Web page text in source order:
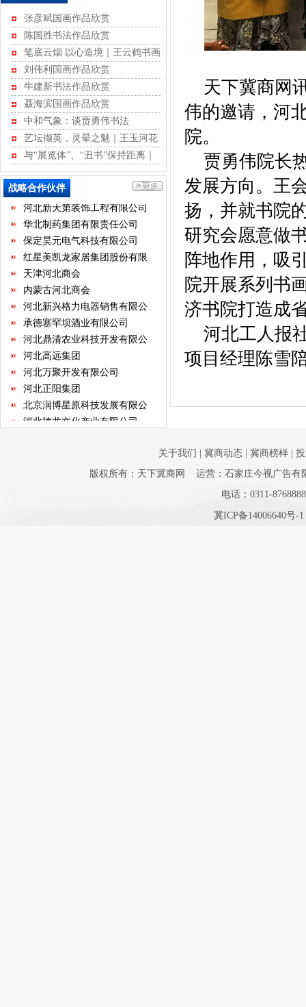
天下冀商网
伟的邀请，河
院。
贾勇伟院长
发展方向。王
扬，并就书院
研究会愿意做
阵地作用，吸
院开展系列书
济书院打造成
河北工人报
项目经理陈雪
张彦斌国画作品欣赏
陈国胜书法作品欣赏
笔底云烟 以心造境｜王云鹤书画
作品评赏
刘伟利国画作品欣赏
牛建新书法作品欣赏
聂海滨国画作品欣赏
中和气象：谈贾勇伟书法
艺坛撷英，灵晕之魅｜王玉河花
鸟作品赏析
与“展览体”、“丑书”保持距离｜
江书学行草记
战略合作伙伴
河北省不动产商会
石家庄市沧州商会
河北省康龙文化传播有限公司
河北经贸大学继续教育学院
河北省书画艺术研究院
石家庄国大酒店经营有限公司
石家庄君乐宝乳业有限公司
河北新天第装饰工程有限公司
华北制药集团有限责任公司
保定昊元电气科技有限公司
红星美凯龙家居集团股份有限
公司
天津河北商会
内蒙古河北商会
河北新兴格力电器销售有限公
司
承德塞罕坝酒业有限公司
河北鼎清农业科技开发有限公
司
河北高远集团
河北万聚开发有限公司
河北正阳集团
北京润博星原科技发展有限公
司
河北德龙文化产业有限公司
关于我们 | 冀商动态| 冀商榜样|
版权所有：天下冀商网 运营：石家庄今视广告有
电话：0311-
冀ICP备14006640号-1